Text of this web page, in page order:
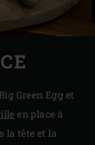
Green Egg et
en place à
la tête et la